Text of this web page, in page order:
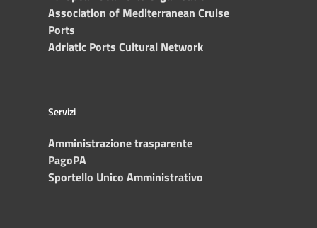
Association of Mediterranean Cruise
Ports
Adriatic Ports Cultural Network
Servizi
Amministrazione trasparente
PagoPA
Sportello Unico Amministrativo